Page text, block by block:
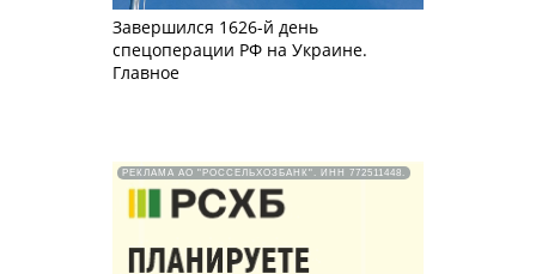
Завершился 1626-й день
спецоперации РФ на Украине.
Главное
РЕКЛАМА АО "РОССЕЛЬХОЗБАНК". ИНН 772511448.